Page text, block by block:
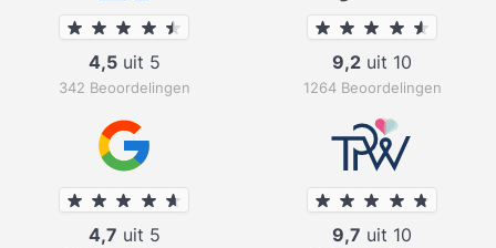
4,5uit 5
342 Beoordelingen
9,2 uit 10
1264 Beoordelingen
4,7 uit 5 9,7 uit 10